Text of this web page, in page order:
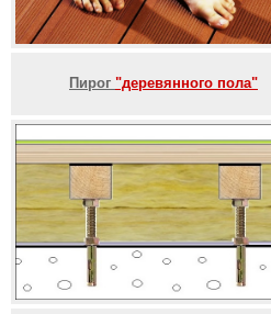
Пирог "деревянного пола"